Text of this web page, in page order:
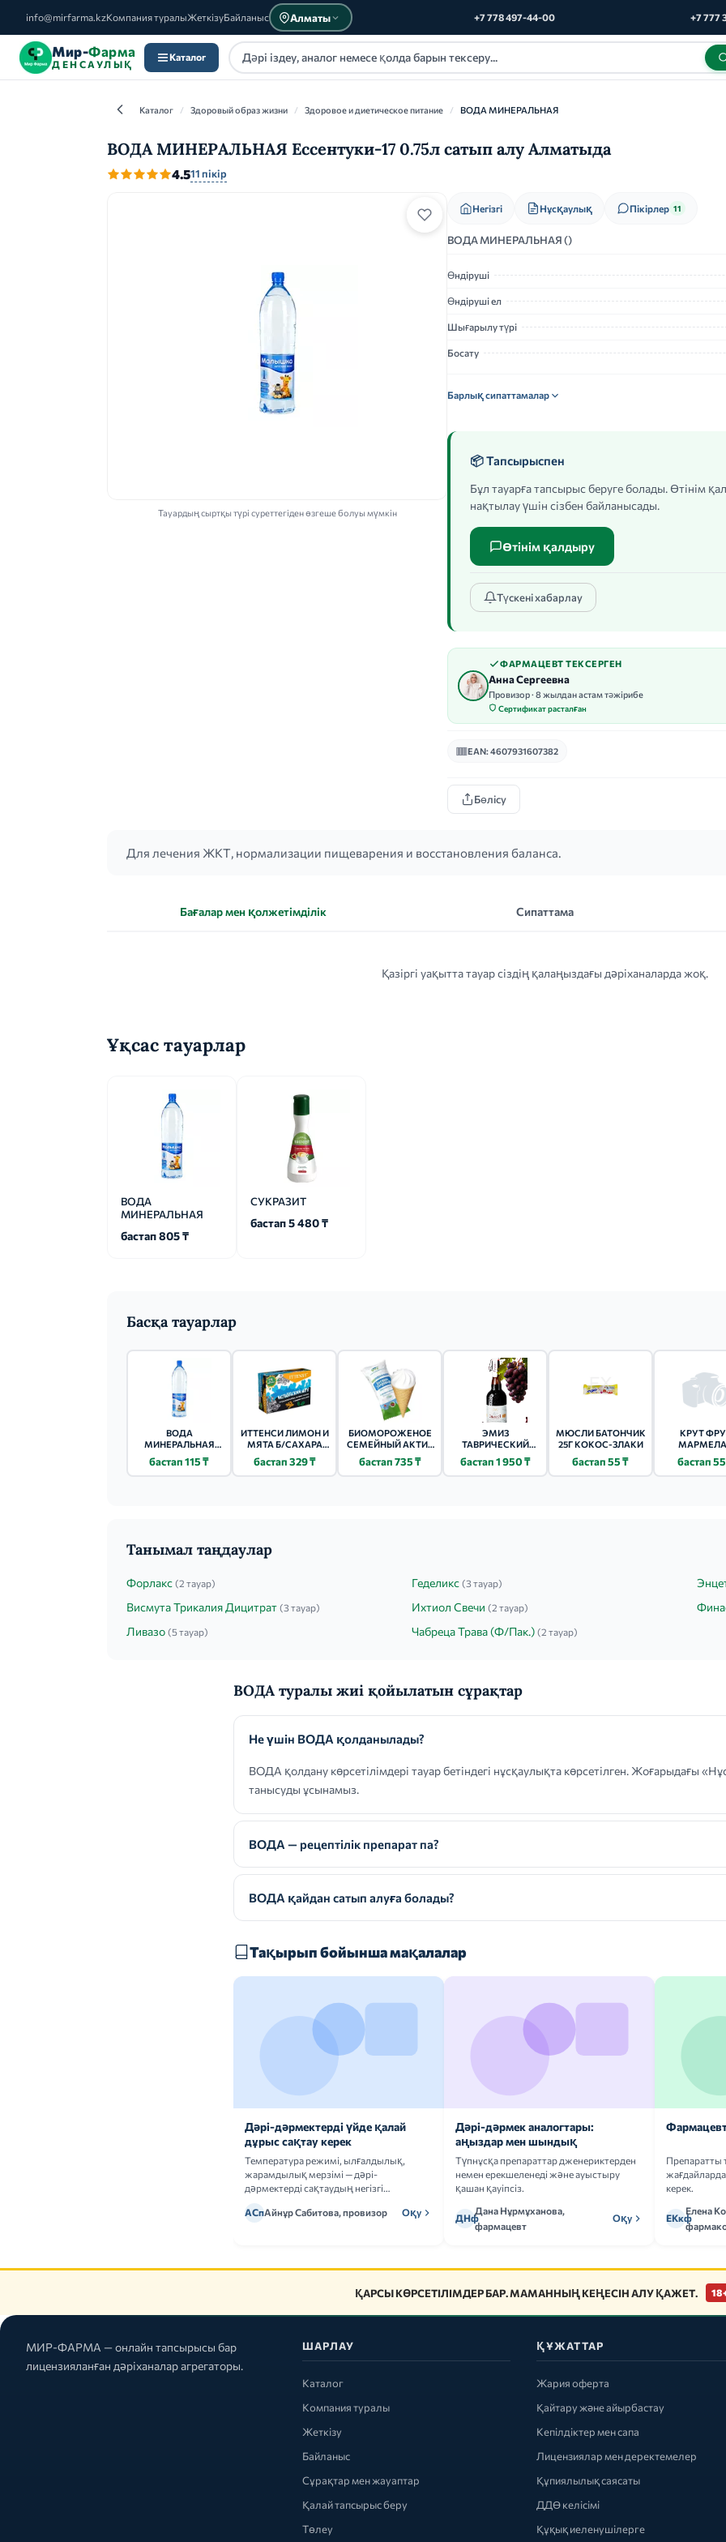
info@mirfarma.kzКомпания туралыЖеткізуБайланыс Алматы +7 778 497-44-00 +7 777
Мир-Фарма
ДЕНСАУЛЫҚ
Каталог
Каталог / Здоровый образ жизни / Здоровое и диетическое питание / ВОДА МИНЕРАЛЬНАЯ
ВОДА МИНЕРАЛЬНАЯ Ессентуки-17 0.75л сатып алу Алматыда
4.511 пікір
Тауардың сыртқы түрі суреттегіден өзгеше болуы мүмкін
Негізгі Нұсқаулық Пікірлер 11
ВОДА МИНЕРАЛЬНАЯ ()
Өндіруші
Өндіруші ел
Шығарылу түрі
Босату
Барлық сипаттамалар
📦 Тапсырыспен
Бұл тауарға тапсырыс беруге болады. Өтінім
нақтылау үшін сізбен байланысады.
Өтінім қалдыру
Түскені хабарлау
ФАРМАЦЕВТ ТЕКСЕРГЕН
Анна Сергеевна
Провизор · 8 жылдан астам тәжірибе
Сертификат расталған
EAN: 4607931607382
Бөлісу
Для лечения ЖКТ, нормализации пищеварения и восстановления баланса.
Бағалар мен қолжетімділік Сипаттама
Қазіргі уақытта тауар сіздің қалаңыздағы дәріханаларда жоқ.
Ұқсас тауарлар
ВОДА
МИНЕРАЛЬНАЯ
бастап 805 ₸
СУКРАЗИТ
бастап 5 480 ₸
Басқа тауарлар
ВОДА
МИНЕРАЛЬНАЯ
0.45Л
бастап 115 ₸
ИТТЕНСИ ЛИМОН И
МЯТА Б/САХАРА
бастап 329 ₸
БИОМОРОЖЕНОЕ
СЕМЕЙНЫЙ АКТИВ
бастап 735 ₸
ЭМИЗ
ТАВРИЧЕСКИЙ
бастап 1 950 ₸
МЮСЛИ БАТОНЧИК
25Г КОКОС-ЗЛАКИ
бастап 55 ₸
КРУТ
бастап
Танымал таңдаулар
Форлакс (2 тауар) Геделикс (3 тауар)
Висмута Трикалия Дицитрат (3 тауар) Ихтиол Свечи (2 тауар)
Ливазо (5 тауар) Чабреца Трава (Ф/Пак.) (2 тауар)
ВОДА туралы жиі қойылатын сұрақтар
Не үшін ВОДА қолданылады?
ВОДА қолдану көрсетілімдері тауар бетіндегі нұсқаулықта көрсетілген. Жоғарыдағы
танысуды ұсынамыз.
ВОДА — рецептілік препарат па?
ВОДА қайдан сатып алуға болады?
Тақырып бойынша мақалалар
Дәрі-дәрмектерді үйде қалай
дұрыс сақтау керек
Температура режимі, ылғалдылық,
жарамдылық мерзімі — дәрі-
дәрмектерді сақтаудың негізгі
АСпАйнұр Сабитова, провизор Оқу
Дәрі-дәрмек аналогтары:
аңыздар мен шындық
Түпнұсқа препараттар дженериктерден
немен ерекшеленеді және ауыстыру
қашан қауіпсіз.
ДНф
Дана Нұрмұханова,
фармацевт
Оқу
Препаратты
жағдайларда
керек.
ЕКкф
Елена
ҚАРСЫ КӨРСЕТІЛІМДЕР БАР. МАМАННЫҢ КЕҢЕСІН АЛУ ҚАЖЕТ.
МИР-ФАРМА — онлайн тапсырысы бар
лицензияланған дәріханалар агрегаторы.
ШАРЛАУ
Каталог
Компания туралы
Жеткізу
Байланыс
Сұрақтар мен жауаптар
Қалай тапсырыс беру
Төлеу
ҚҰЖАТТАР
Жария оферта
Қайтару және айырбастау
Кепілдіктер мен сапа
Лицензиялар мен деректемелер
Құпиялылық саясаты
ДДӨ келісімі
Құқық иеленушілерге